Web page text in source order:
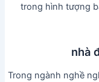
trong hình tượng
nhà
Trong ngành nghề